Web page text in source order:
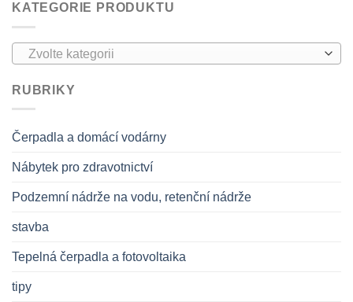
KATEGORIE PRODUKTU
Zvolte kategorii
RUBRIKY
Čerpadla a domácí vodárny
Nábytek pro zdravotnictví
Podzemní nádrže na vodu, retenční nádrže
stavba
Tepelná čerpadla a fotovoltaika
tipy